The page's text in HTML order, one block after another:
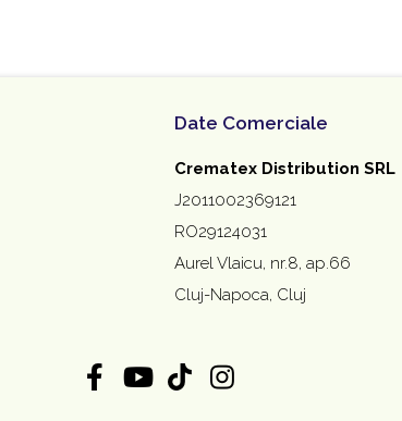
Date Comerciale
Crematex Distribution SRL
J2011002369121
RO29124031
Aurel Vlaicu, nr.8, ap.66
Cluj-Napoca, Cluj